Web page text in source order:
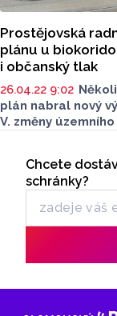
Prostějovská
plánu u
i občanský tlak
26.04.22 9:02
plán nabral nový
V. změny
Odběr
Chcete
schránky?